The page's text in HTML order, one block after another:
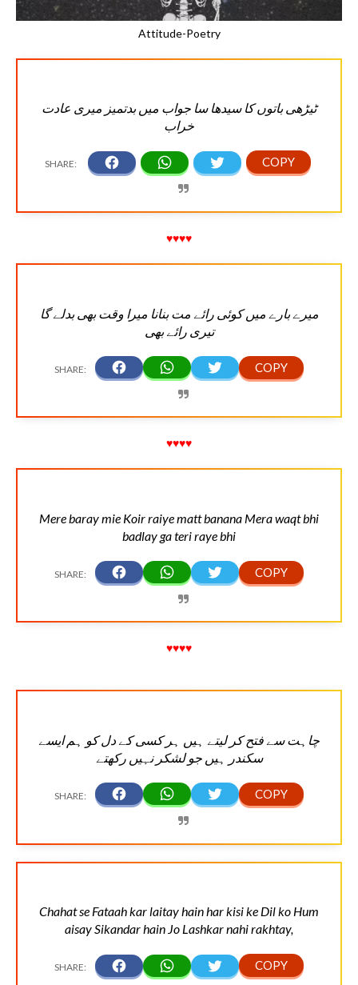
Attitude-Poetry
ٹیڑھی باتوں کا سیدھا سا جواب میں بدتمیز میری عادت
خراب
♥♥♥♥
میرے بارے میں کوئی رائے مت بنانا میرا وقت بھی بدلے گا
تیری رائے بھی
♥♥♥♥
Mere baray mie Koir raiye matt banana Mera waqt bhi
badlay ga teri raye bhi
♥♥♥♥
چاہت سے فتح کر لیتے ہیں ہر کسی کے دل کو ہم ایسے
سکندر ہیں جو لشکر نہیں رکھتے
Chahat se Fataah kar laitay hain har kisi ke Dil ko Hum
aisay Sikandar hain Jo Lashkar nahi rakhtay,